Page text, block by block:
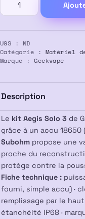
de
Aegis
Solo
3
UGS : ND
Catégorie : Matériel
Marque :Geekvape
Description
Le kit Aegis Solo 3 de
grâce à un accu 18650
Subohm propose une
proche du
protège contre la
Fiche technique :
fourni, simple accu) ·
remplissage par le
étanchéité IP68 ·